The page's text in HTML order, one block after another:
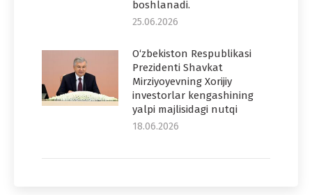
boshlanadi.
25.06.2026
O‘zbekiston Respublikasi
Prezidenti Shavkat
Mirziyoyevning Xorijiy
investorlar kengashining
yalpi majlisidagi nutqi
18.06.2026